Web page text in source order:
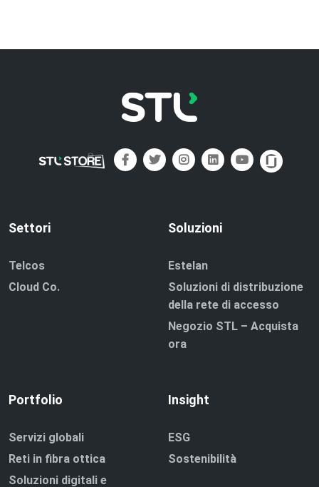
Settori
Telcos
Cloud Co.
Soluzioni
Estelan
Soluzioni di distribuzione
della rete di accesso
Negozio STL – Acquista
ora
Portfolio
Servizi globali
Reti in fibra ottica
Soluzioni digitali e
Insight
ESG
Sostenibilità